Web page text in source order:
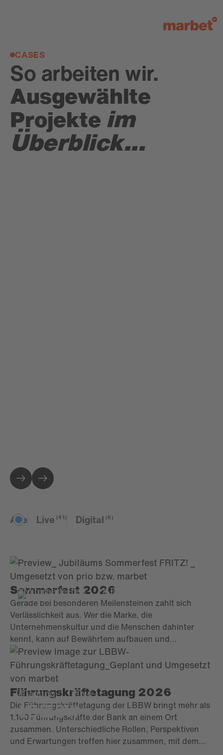
CASES
So arbeiten wir.
Ausgewählte
Projekte im
Überblick...
Alle Live (41) Digital (6)
#Mitarbeiterfest #Jubiläum
Sommerfest 2026
Gerade bei besonderen Meilensteinen zahlt sich
Verlässlichkeit aus. Wer die Marke, die
Unternehmenskultur und die Menschen dahinter
kennt, kann auf Bewährtem aufbauen und
gleichzeitig neue Impulse setzen. So bleibt der
Charakter einer Veranstaltung erhalten und
entwickelt sich dennoch Jahr für Jahr weiter.
#Tagung #live
Führungskräftetagung 2026
Die Führungskräftetagung der LBBW bringt mehr als
1.100 Führungskräfte der Bank an einem Ort
zusammen. Unterschiedliche Rollen, Perspektiven
und Erwartungen treffen hier zusammen, mit dem